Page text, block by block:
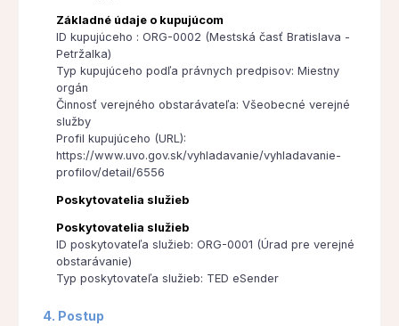
Základné údaje o kupujúcom
ID kupujúceho : ORG-0002 (Mestská časť Bratislava -
Petržalka)
Typ kupujúceho podľa právnych predpisov: Miestny
orgán
Činnosť verejného obstarávateľa: Všeobecné verejné
služby
Profil kupujúceho (URL):
https://www.uvo.gov.sk/vyhladavanie/vyhladavanie-
profilov/detail/6556
Poskytovatelia služieb
Poskytovatelia služieb
ID poskytovateľa služieb: ORG-0001 (Úrad pre verejné
obstarávanie)
Typ poskytovateľa služieb: TED eSender
4. Postup